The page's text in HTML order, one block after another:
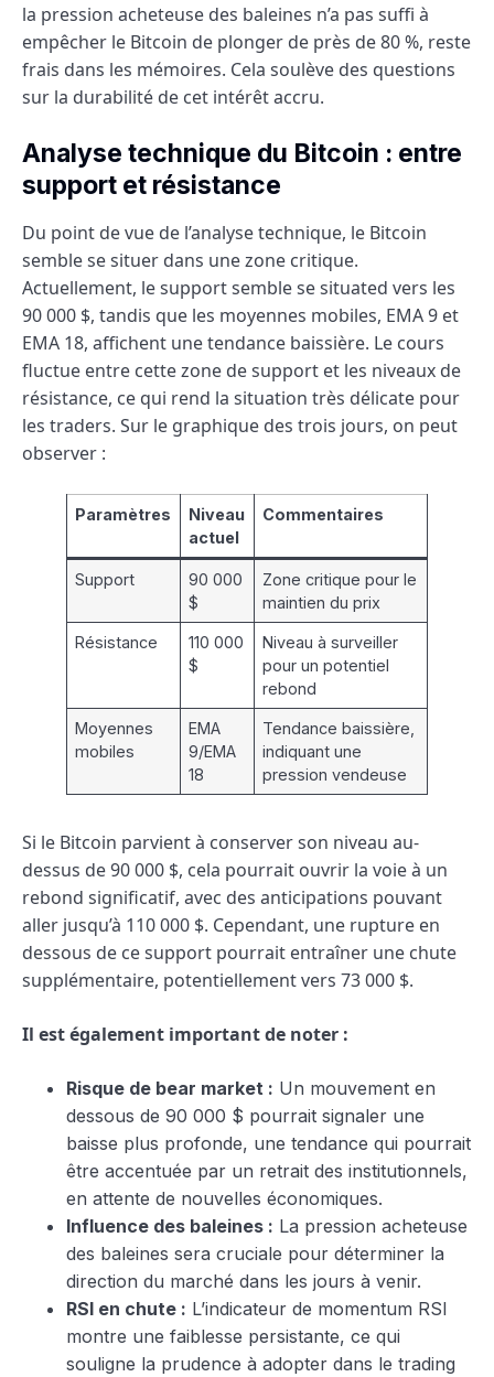
la pression acheteuse des baleines n’a pas suffi à
empêcher le Bitcoin de plonger de près de 80 %, reste
frais dans les mémoires. Cela soulève des questions
sur la durabilité de cet intérêt accru.
Analyse technique du Bitcoin : entre
support et résistance
Du point de vue de l’analyse technique, le Bitcoin
semble se situer dans une zone critique.
Actuellement, le support semble se situated vers les
90 000 $, tandis que les moyennes mobiles, EMA 9 et
EMA 18, affichent une tendance baissière. Le cours
fluctue entre cette zone de support et les niveaux de
résistance, ce qui rend la situation très délicate pour
les traders. Sur le graphique des trois jours, on peut
observer :
Paramètres
Niveau
actuel
Commentaires
Support
90 000
$
Zone critique pour le
maintien du prix
Résistance
110 000
$
Niveau à surveiller
pour un potentiel
rebond
Moyennes
mobiles
EMA
9/EMA
18
Tendance baissière,
indiquant une
pression vendeuse
Si le Bitcoin parvient à conserver son niveau au-
dessus de 90 000 $, cela pourrait ouvrir la voie à un
rebond significatif, avec des anticipations pouvant
aller jusqu’à 110 000 $. Cependant, une rupture en
dessous de ce support pourrait entraîner une chute
supplémentaire, potentiellement vers 73 000 $.
Il est également important de noter :
Risque de bear market : Un mouvement en
dessous de 90 000 $ pourrait signaler une
baisse plus profonde, une tendance qui pourrait
être accentuée par un retrait des institutionnels,
en attente de nouvelles économiques.
Influence des baleines : La pression acheteuse
des baleines sera cruciale pour déterminer la
direction du marché dans les jours à venir.
RSI en chute : L’indicateur de momentum RSI
montre une faiblesse persistante, ce qui
souligne la prudence à adopter dans le trading